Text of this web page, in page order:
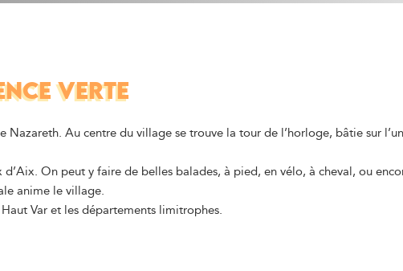
VERTE
Au centre du village se trouve la tour de l’horloge, bâtie sur
On peut y faire de belles balades, à pied, en vélo, à cheval, ou
anime le village.
Var et les départements limitrophes.